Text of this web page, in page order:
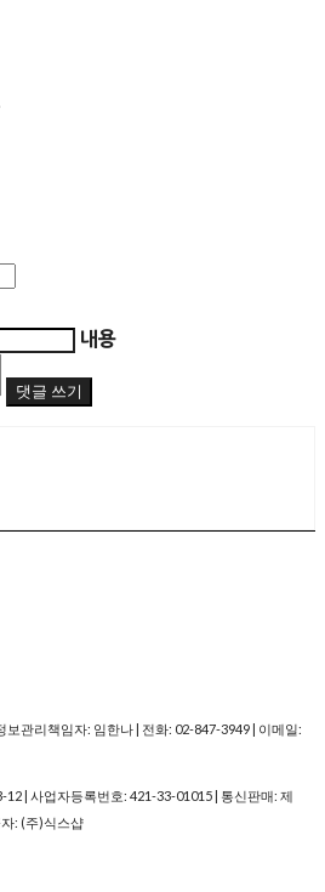
내용
댓글 쓰기
보관리책임자: 임한나 | 전화: 02-847-3949 | 이메일:
12 | 사업자등록번호: 421-33-01015 | 통신판매: 제
자: (주)식스샵